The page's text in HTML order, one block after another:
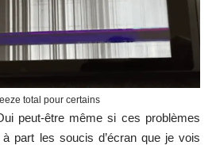
total pour certains
peut-être même si ces problèmes
part les soucis d’écran que je vois